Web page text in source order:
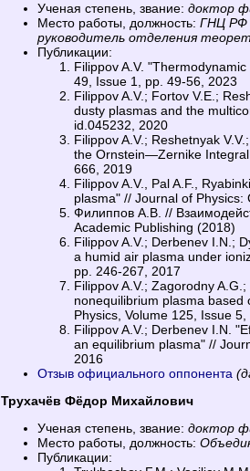
Ученая степень, звание: доктор
Место работы, должность: ГНЦ РФ
руководитель отделения
Публикации:
Filippov A.V.
49, Issue 1, pp. 49-56, 2023
Filippov A.V.; Fortov V.E.;
dusty plasmas and the
id.045232, 2020
Filippov A.V.; Reshetnyak
the Ornstein—Zernike
666, 2019
Filippov A.V., Pal A.F.,
plasma" // Journal of Physics:
Филиппов А.В. //
Academic Publishing (2018)
Filippov A.V.; Derbenev I.N.;
a humid air plasma under
pp. 246-267, 2017
Filippov A.V.; Zagorodny
nonequilibrium plasma
Physics, Volume 125, Issue
Filippov A.V.; Derbenev I.N.
an equilibrium plasma" //
2016
Отзыв официального оппонента
Трухачёв Фёдор Михайлович
Ученая степень, звание: доктор
Место работы, должность:
Публикации: